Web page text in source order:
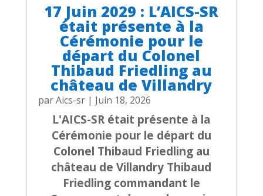
17 Juin 2029 : L’AICS-SR
était présente à la
Cérémonie pour le
départ du Colonel
Thibaud Friedling au
château de Villandry
parAics-sr| Juin 18, 2026
L'AICS-SR était présente à la
Cérémonie pour le départ du
Colonel Thibaud Friedling au
château de Villandry Thibaud
Friedling commandant le